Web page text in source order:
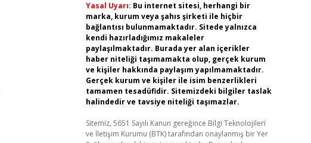
Yasal Uyarı: Bu internet sitesi, herhangi bir
marka, kurum veya şahıs şirketi ile hiçbir
bağlantısı bulunmamaktadır. Sitede yalnızca
kendi hazırladığımız makaleler
paylaşılmaktadır. Burada yer alan içerikler
haber niteliği taşımamakta olup, gerçek kurum
ve kişiler hakkında paylaşım yapılmamaktadır.
Gerçek kurum ve kişiler ile isim benzerlikleri
tamamen tesadüfidir. Sitemizdeki bilgiler taslak
halindedir ve tavsiye niteliği taşımazlar.
Sitemiz, 5651 Sayılı Kanun gereğince Bilgi Teknolojileri
ve İletişim Kurumu (BTK) tarafından onaylanmış bir Yer